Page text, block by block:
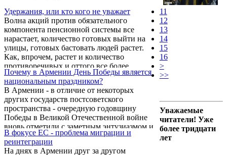
Удержания, или кто кого не уважает
Волна акций против обязательного
компонента пенсионной системы все
нарастает, количество готовых выйти на
улицы, готовых бастовать людей растет.
Как, впрочем, растет и количество
противоречивых и оттого все более
странных заявлений и действий
должностных лиц, еще более усугубляющих
и запутывающих сложившуюся ситуацию.
Почему в Армении День Победы является
национальным праздником?
В Армении - в отличие от некоторых
других государств постсоветского
пространства - очередную годовщину
Победы в Великой Отечественной войне
вновь отметили с заметным энтузиазмом и
размахом.
В фокусе ЕС - проблема миграции и
реинтеграции
На днях в Армении друг за другом
11
12
13
14
15
16
>
>>
Уважаемые
читатели! Уже
более тридцати
лет